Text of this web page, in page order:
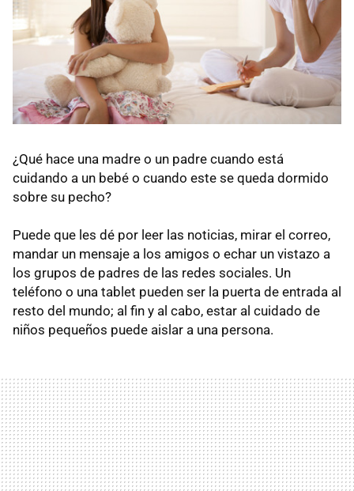
¿Qué hace una madre o un padre cuando está
cuidando a un bebé o cuando este se queda dormido
sobre su pecho?
Puede que les dé por leer las noticias, mirar el correo,
mandar un mensaje a los amigos o echar un vistazo a
los grupos de padres de las redes sociales. Un
teléfono o una tablet pueden ser la puerta de entrada al
resto del mundo; al fin y al cabo, estar al cuidado de
niños pequeños puede aislar a una persona.